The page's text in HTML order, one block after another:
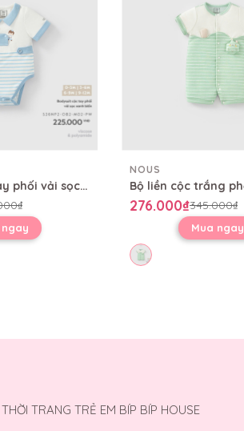
Bodysuit cộc tay phối vải sọc xanh biển
ngay
NOUS
276.000₫345.000₫
Mua ngay
TRANG TRẺ EM BÍP BÍP HOUSE